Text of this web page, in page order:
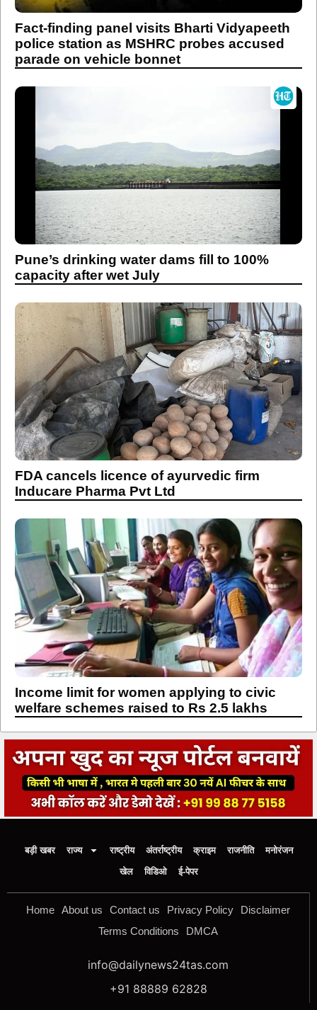
Fact-finding panel visits Bharti Vidyapeeth
police station as MSHRC probes accused
parade on vehicle bonnet
Pune’s drinking water dams fill to 100%
capacity after wet July
FDA cancels licence of ayurvedic firm
Inducare Pharma Pvt Ltd
Income limit for women applying to civic
welfare schemes raised to Rs 2.5 lakhs
बड़ी खबर राज्य राष्ट्रीय अंतर्राष्ट्रीय क्राइम राजनीति
मनोरंजन
खेल
विडिओ ई-पेपर
Home About us Contact us Privacy Policy
Disclaimer
Terms Conditions
DMCA
info@dailynews24tas.com
+91 88889 62828